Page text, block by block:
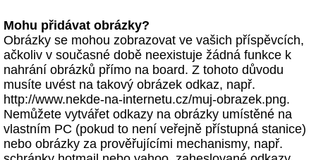
Mohu přidávat obrázky?
Obrázky se mohou zobrazovat ve vašich příspěvcích,
ačkoliv v současné době neexistuje žádná funkce k
nahrání obrázků přímo na board. Z tohoto důvodu
musíte uvést na takový obrázek odkaz, např.
http://www.nekde-na-internetu.cz/muj-obrazek.png.
Nemůžete vytvářet odkazy na obrázky umístěné na
vlastním PC (pokud to není veřejně přístupná stanice)
nebo obrázky za prověřujícími mechanismy, např.